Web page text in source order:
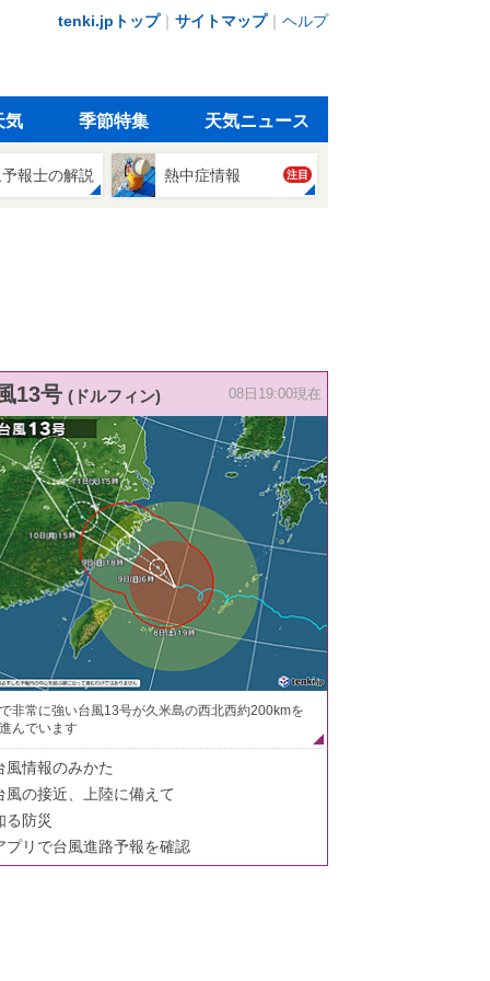
tenki.jpトップ｜ サイトマップ｜ ヘルプ
気 季節特集 天気ニュース
報士の解説 熱中症情報 注目
13号 (ドルフィン) 08日19:00現在
非常に強い台風13号が久米島の西北西約200kmを
んでいます
風情報のみかた
風の接近、上陸に備えて
る防災
プリで台風進路予報を確認